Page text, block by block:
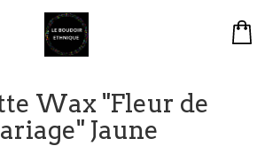
Wax "Fleur de
Jaune